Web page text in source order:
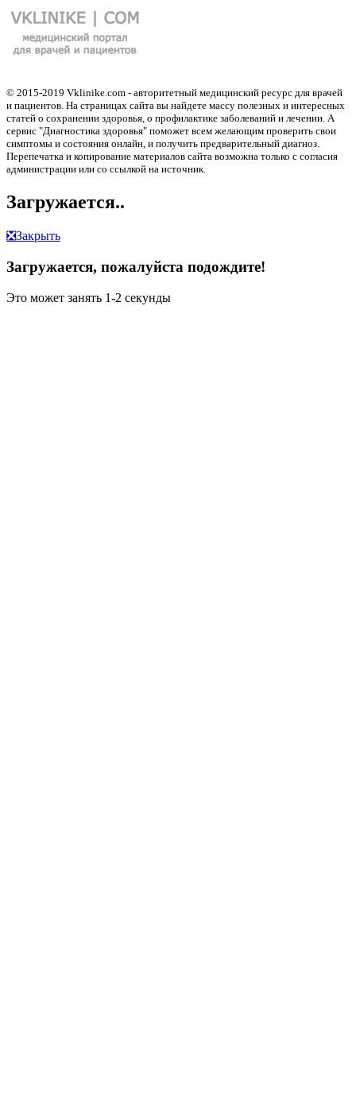
© 2015-2019 Vklinike.com - авторитетный медицинский ресурс для врачей
и пациентов. На страницах сайта вы найдете массу полезных и интересных
статей о сохранении здоровья, о профилактике заболеваний и лечении. А
сервис "Диагностика здоровья" поможет всем желающим проверить свои
симптомы и состояния онлайн, и получить предварительный диагноз.
Перепечатка и копирование материалов сайта возможна только с согласия
администрации или со ссылкой на источник.
Загружается..
❎Закрыть
Загружается, пожалуйста подождите!
Это может занять 1-2 секунды